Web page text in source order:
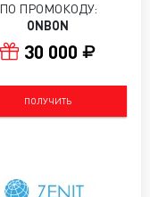
ПО ПРОМОКОДУ:
ONBON
30 000
ПОЛУЧИТЬ